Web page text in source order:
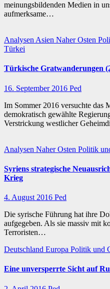
meinungsbildenden Medien in
aufmerksame…
Analysen Asien Naher Osten
Türkei
Türkische Gratwanderungen
16. September 2016 Ped
Im Sommer 2016 versuchte das
demokratisch gewählte
Verstrickung westlicher
Analysen Naher Osten Politik
Syriens strategische
Krieg
4. August 2016 Ped
Die syrische Führung hat ihre
aufgegeben. Als sie massiv mit
Terroristen…
Deutschland Europa Politik und
Eine unversperrte Sicht auf